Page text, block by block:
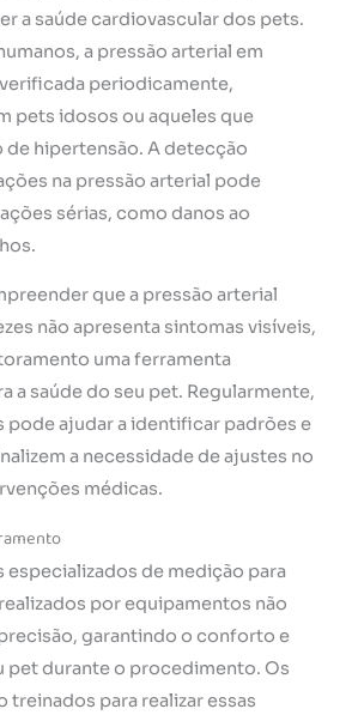
a saúde cardiovascular dos pets.
a pressão arterial em
periodicamente,
pets idosos ou aqueles que
de hipertensão. A detecção
na pressão arterial pode
sérias, como danos ao
que a pressão arterial
não apresenta sintomas visíveis,
uma ferramenta
a saúde do seu pet. Regularmente,
pode ajudar a identificar padrões e
a necessidade de ajustes no
médicas.
especializados de medição para
por equipamentos não
garantindo o conforto e
pet durante o procedimento. Os
treinados para realizar essas